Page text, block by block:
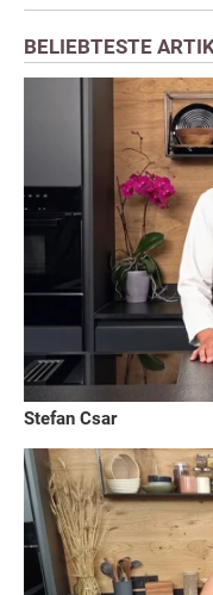
BELIEBTESTE
Stefan Csar